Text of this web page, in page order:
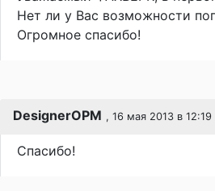
Нет ли у Вас возможности
Огромное спасибо!
DesignerOPM , 16 мая 2013 в 12:19
Спасибо!